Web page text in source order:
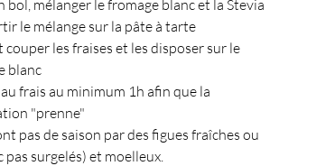
bol, mélanger le fromage blanc et la Stevia
le mélange sur la pâte à tarte
couper les fraises et les disposer sur le
blanc
frais au minimum 1h afin que la
"prenne"
pas de saison par des figues fraîches ou
surgelés) et moelleux.